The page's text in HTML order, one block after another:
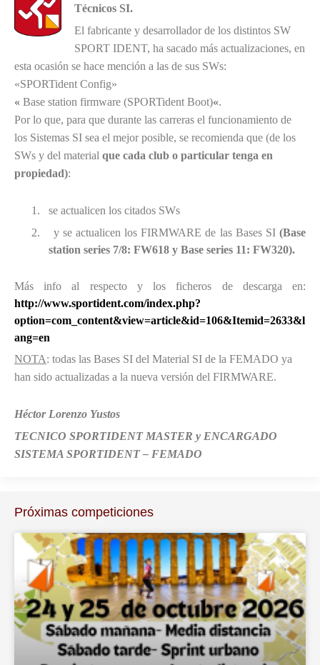
Técnicos SI.
El fabricante y desarrollador de los distintos SW
SPORT IDENT, ha sacado más actualizaciones, en
esta ocasión se hace mención a las de sus SWs:
«SPORTident Config»
« Base station firmware (SPORTident Boot)«.
Por lo que, para que durante las carreras el funcionamiento de
los Sistemas SI sea el mejor posible, se recomienda que (de los
SWs y del material que cada club o particular tenga en
propiedad):
1.
se actualicen los citados SWs
2.
y se actualicen los FIRMWARE de las Bases SI(Base
station series 7/8: FW618 y Base series 11: FW320).
Más info al respecto y los ficheros de descarga en:
http://www.sportident.com/index.php?
option=com_content&view=article&id=106&Itemid=2633&l
ang=en
NOTA: todas las Bases SI del Material SI de la FEMADO ya
han sido actualizadas a la nueva versión del FIRMWARE.
Héctor Lorenzo Yustos
TECNICO SPORTIDENT MASTER y ENCARGADO
SISTEMA SPORTIDENT – FEMADO
Próximas competiciones